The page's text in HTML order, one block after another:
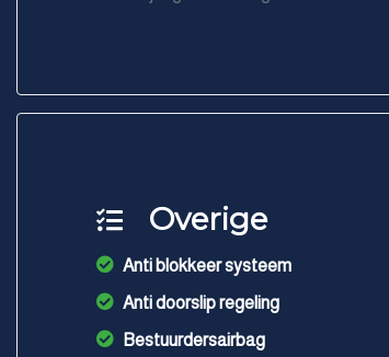
Overige
Anti blokkeer systeem
Anti doorslip regeling
Bestuurdersairbag